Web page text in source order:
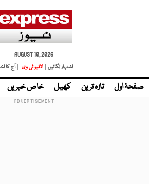
AUGUST 10, 2026
اشتہار لگائیں |
لائیو ٹی وی | آج کا
صفحۂ اول تازہ ترین کھیل خاص خبریں